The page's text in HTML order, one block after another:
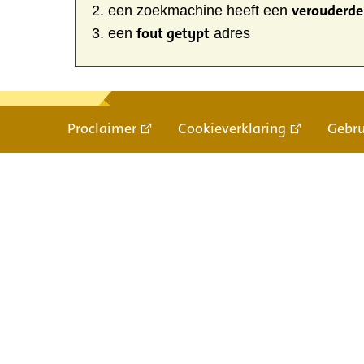
een zoekmachine heeft een
een fout getypt adres
Proclaimer Cookieverklaring